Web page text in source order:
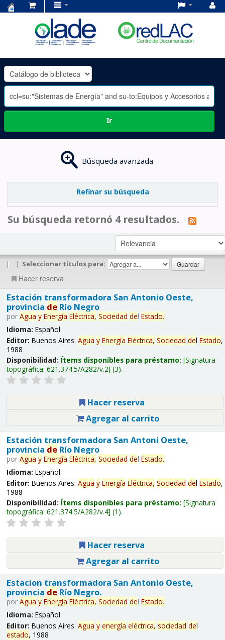
OLADE
-
Ir
Búsqueda avanzada
Refinar su búsqueda
Su búsqueda retornó 4 resultados.
| | Seleccionar títulos para:
Hacer reserva
Estación transformadora San Antonio Oeste,
provincia deRío Negro
por Agua y Energía Eléctrica, Sociedad del Estado.
Idioma: Español
Editor: Buenos Aires: Agua y Energía Eléctrica, Sociedad del Estado,
1988
Disponibilidad: Ítems disponibles para préstamo: Signatura
topográfica: 621.374.5/A282/v.2 (3).
Hacer reserva
Agregar al carrito
Estación transformadora San Antoni Oeste,
provincia deRío Negro
por Agua y Energía Eléctrica, Sociedad del Estado.
Idioma: Español
Editor: Buenos Aires: Agua y Energía Eléctrica, Sociedad del Estado,
1988
Disponibilidad: Ítems disponibles para préstamo: Signatura
topográfica: 621.374.5/A282/v.4 (1).
Hacer reserva
Agregar al carrito
Estacion transformadora San Antonio Oeste,
provincia deRío Negro.
por Agua y Energía Eléctrica, Sociedad del Estado.
Idioma: Español
Editor: Buenos Aires: Agua y energía eléctrica, sociedad del
estado, 1988